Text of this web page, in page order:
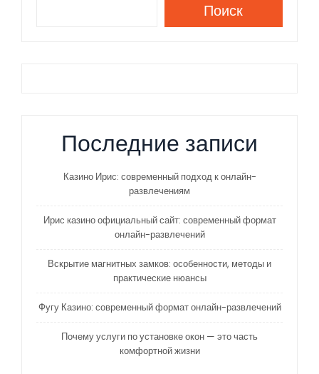
Поиск
Последние записи
Казино Ирис: современный подход к онлайн-
развлечениям
Ирис казино официальный сайт: современный формат
онлайн-развлечений
Вскрытие магнитных замков: особенности, методы и
практические нюансы
Фугу Казино: современный формат онлайн-развлечений
Почему услуги по установке окон — это часть
комфортной жизни